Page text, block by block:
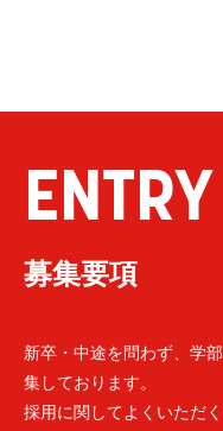
ENTRY
募集要項
新卒・中途を問わず、学
集しております。
採用に関してよくいただ